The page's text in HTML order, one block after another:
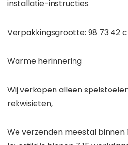
installatie-instructies
Verpakkingsgrootte: 98 73 42
Warme herinnering
Wij verkopen alleen
rekwisieten,
We verzenden meestal binnen